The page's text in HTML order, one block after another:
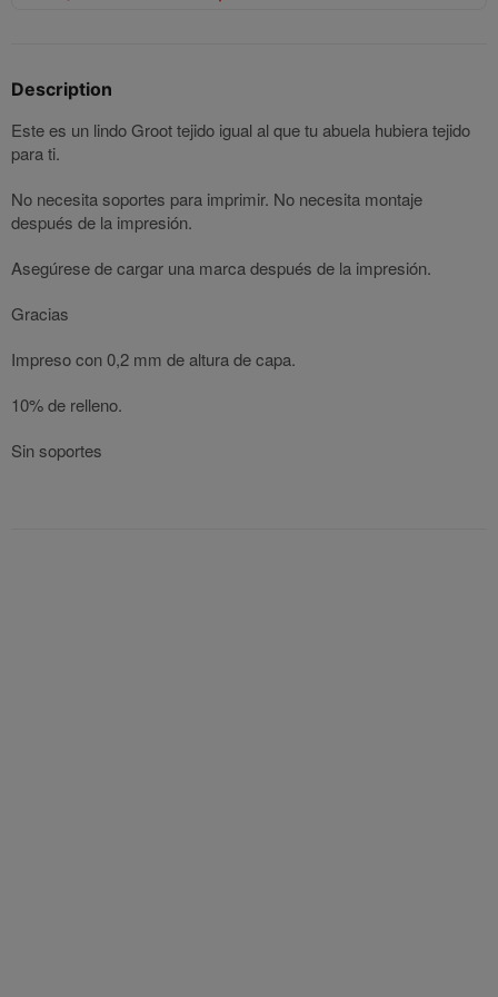
Description
Este es un lindo Groot tejido igual al que tu abuela hubiera tejido
para ti.
No necesita soportes para imprimir. No necesita montaje
después de la impresión.
Asegúrese de cargar una marca después de la impresión.
Gracias
Impreso con 0,2 mm de altura de capa.
10% de relleno.
Sin soportes